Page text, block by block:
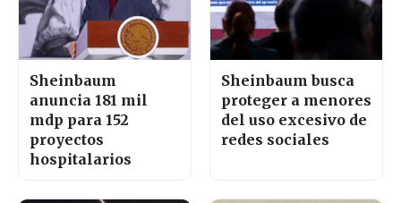
Sheinbaum
anuncia 181 mil
mdp para 152
proyectos
hospitalarios
Sheinbaum busca
proteger a menores
del uso excesivo de
redes sociales